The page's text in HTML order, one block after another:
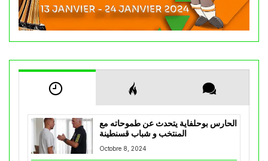
الحارس بوحلفاية يتحدث عن طموحاته مع
المنتخب و شباب قسنطينة
Octobre 8, 2024